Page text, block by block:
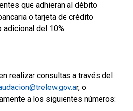
que adhieran al débito
o tarjeta de crédito
adicional del 10%.
realizar consultas a través del
r, o
a los siguientes números: